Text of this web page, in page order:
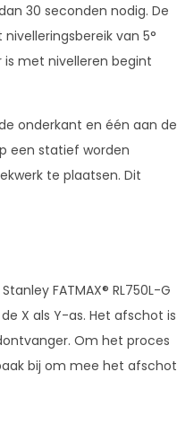
30 seconden nodig. De
van 5°
is met nivelleren begint
onderkant en één aan de
een statief worden
te plaatsen. Dit
FATMAX® RL750L-G
X als Y-as. Het afschot is
Om het proces
bij om mee het afschot